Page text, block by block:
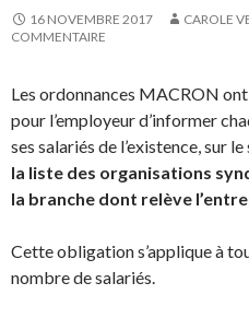
16 NOVEMBRE 2017 CAROLE
COMMENTAIRE
Les ordonnances MACRON
pour l’employeur d’informer
ses salariés de l’existence, sur
la liste des organisations
la branche dont relève
Cette obligation s’applique à
nombre de salariés.